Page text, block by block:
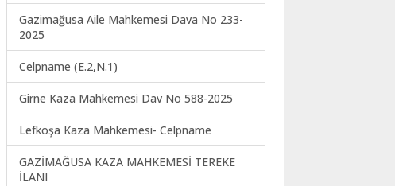
Gazimağusa Aile Mahkemesi Dava No 233-
2025
Celpname (E.2,N.1)
Girne Kaza Mahkemesi Dav No 588-2025
Lefkoşa Kaza Mahkemesi- Celpname
GAZİMAĞUSA KAZA MAHKEMESİ TEREKE
İLANI